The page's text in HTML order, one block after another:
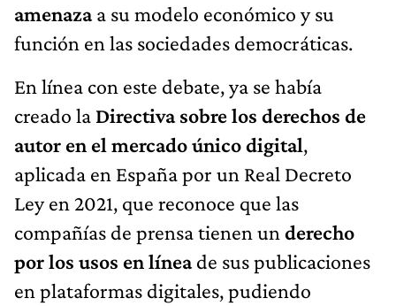
amenazaa su modelo económico y su
función en las sociedades democráticas.
En línea con este debate, ya se había
creado la Directiva sobre los derechos de
autor en el mercado único digital,
aplicada en España por un Real Decreto
Ley en 2021, que reconoce que las
compañías de prensa tienen un derecho
por los usos en líneade sus publicaciones
en plataformas digitales, pudiendo